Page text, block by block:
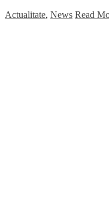
Actualitate, News Read